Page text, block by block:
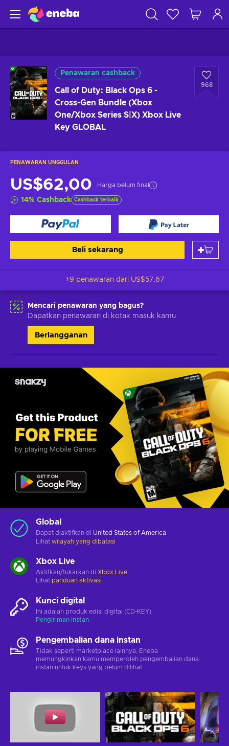
Penawaran cashback
Call of Duty: Black Ops 6 -
Cross-Gen Bundle (Xbox
One/Xbox Series S|X) Xbox Live
Key GLOBAL
968
PENAWARAN UNGGULAN
US$62,00 Harga belum final
14% Cashback Cashback terbaik
Beli sekarang
+9 penawaran dari US$57,67
Mencari penawaran yang bagus?
Dapatkan penawaran di kotak masuk kamu
Berlangganan
Global
Dapat diaktifkan di United States of America
Lihat wilayah yang dibatasi
Xbox Live
Aktifkan/tukarkan di Xbox Live
Lihat panduan aktivasi
Kunci digital
Ini adalah produk edisi digital (CD-KEY)
Pengiriman instan
Pengembalian dana instan
Tidak seperti marketplace lainnya, Eneba
memungkinkan kamu memperoleh pengembalian dana
instan untuk keys yang belum dilihat.